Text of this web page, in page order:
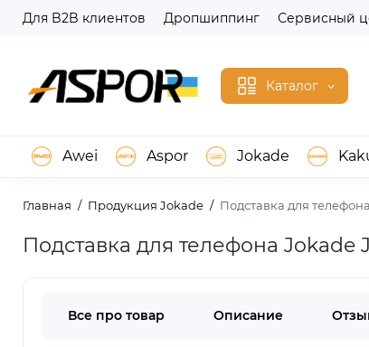
Для B2B клиентов Дропшиппинг Сервисный
Каталог
Awei Aspor Jokade
Главная Продукция Jokade Подставка для
Подставка для телефона Jokade
Все про товар Описание